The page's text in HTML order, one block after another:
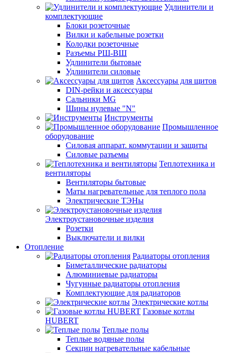
Удлинители и
комплектующие
Блоки розеточные
Вилки и кабельные розетки
Колодки розеточные
Разъемы РШ-ВШ
Удлинители бытовые
Удлинители силовые
Аксессуары для щитов
DIN-рейки и аксессуары
Сальники MG
Шины нулевые "N"
Инструменты
Промышленное
оборудование
Силовая аппарат. коммутации и защиты
Силовые разъемы
Теплотехника и
вентиляторы
Вентиляторы бытовые
Маты нагревательные для теплого пола
Электрические ТЭНы
Электроустановочные изделия
Розетки
Выключатели и вилки
Отопление
Радиаторы отопления
Биметаллические радиаторы
Алюминиевые радиаторы
Чугунные радиаторы отопления
Комплектующие для радиаторов
Электрические котлы
Газовые котлы
HUBERT
Теплые полы
Теплые водяные полы
Секции нагревательные кабельные